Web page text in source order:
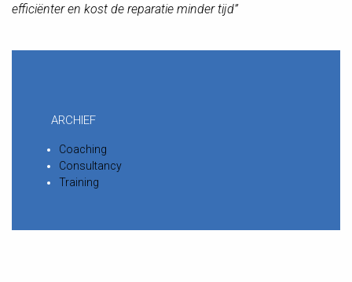
efficiënter en kost de reparatie minder tijd”
ARCHIEF
Coaching
Consultancy
Training